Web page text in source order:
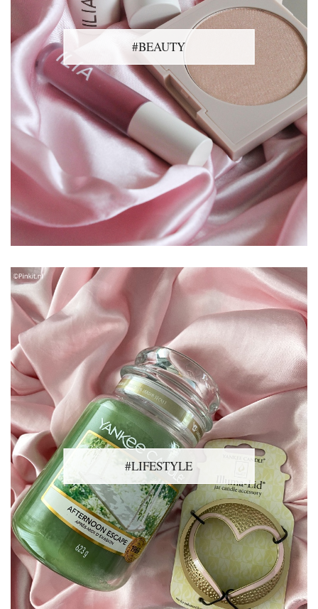
#BEAUTY
#LIFESTYLE